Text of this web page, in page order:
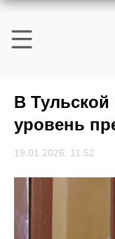
В Тульской
уровень
19.01.2026, 11:52